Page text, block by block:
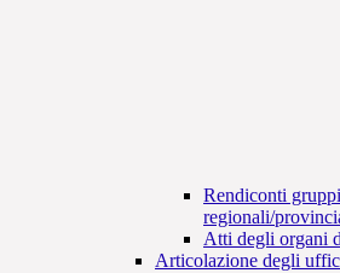
Rendiconti
regionali/
Atti degli organi
Articolazione degli